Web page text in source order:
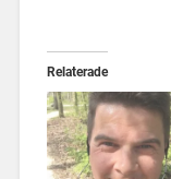
Relaterade